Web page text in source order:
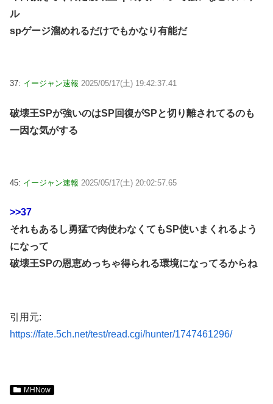
ル
spゲージ溜めれるだけでもかなり有能だ
37: イージャン速報 2025/05/17(土) 19:42:37.41
破壊王SPが強いのはSP回復がSPと切り離されてるのも
一因な気がする
45: イージャン速報 2025/05/17(土) 20:02:57.65
>>37
それもあるし勇猛で肉使わなくてもSP使いまくれるよう
になって
破壊王SPの恩恵めっちゃ得られる環境になってるからね
引用元:
https://fate.5ch.net/test/read.cgi/hunter/1747461296/
MHNow